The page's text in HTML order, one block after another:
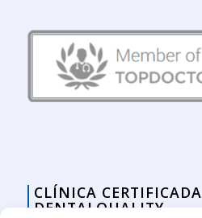
CLÍNICA CERTIFICADA
DENTALQUALITY